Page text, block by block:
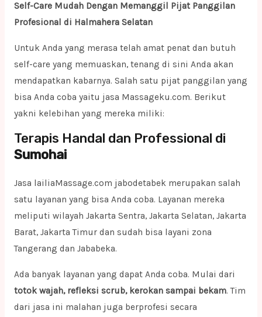
Self-Care Mudah Dengan Memanggil Pijat Panggilan
Profesional di Halmahera Selatan
Untuk Anda yang merasa telah amat penat dan butuh
self-care yang memuaskan, tenang di sini Anda akan
mendapatkan kabarnya. Salah satu pijat panggilan yang
bisa Anda coba yaitu jasa Massageku.com. Berikut
yakni kelebihan yang mereka miliki:
Terapis Handal dan Professional di
Sumohai
Jasa lailiaMassage.com jabodetabek merupakan salah
satu layanan yang bisa Anda coba. Layanan mereka
meliputi wilayah Jakarta Sentra, Jakarta Selatan, Jakarta
Barat, Jakarta Timur dan sudah bisa layani zona
Tangerang dan Jababeka.
Ada banyak layanan yang dapat Anda coba. Mulai dari
totok wajah, refleksi scrub, kerokan sampai bekam. Tim
dari jasa ini malahan juga berprofesi secara